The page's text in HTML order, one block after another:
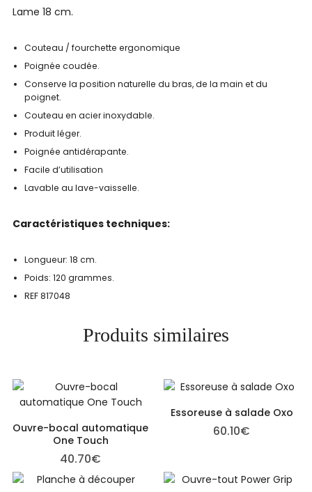
Lame 18 cm.
Couteau / fourchette ergonomique
Poignée coudée.
Conserve la position naturelle du bras, de la main et du
poignet.
Couteau en acier inoxydable.
Produit léger.
Poignée antidérapante.
Facile d’utilisation
Lavable au lave-vaisselle.
​Caractéristiques techniques:
​Longueur: 18 cm.
Poids: 120 grammes.
REF 817048
Produits similaires
Ouvre-bocal automatique
One Touch
40.70€
Essoreuse à salade Oxo
60.10€